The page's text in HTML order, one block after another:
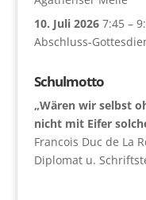
10. Juli 2026 7:45 –
Abschluss-
Schulmotto
„Wären wir selbst
nicht mit Eifer
Francois Duc de La
Diplomat u.